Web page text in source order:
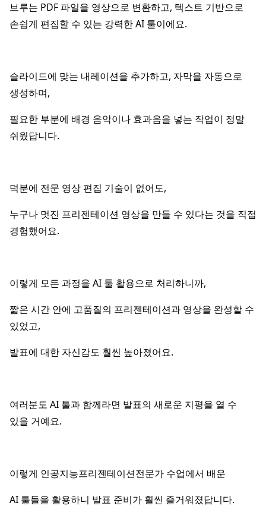
브루는 PDF 파일을 영상으로 변환하고, 텍스트 기반으로
손쉽게 편집할 수 있는 강력한 AI 툴이에요.
슬라이드에 맞는 내레이션을 추가하고, 자막을 자동으로
생성하며,
필요한 부분에 배경 음악이나 효과음을 넣는 작업이 정말
쉬웠답니다.
덕분에 전문 영상 편집 기술이 없어도,
누구나 멋진 프리젠테이션 영상을 만들 수 있다는 것을 직접
경험했어요.
이렇게 모든 과정을 AI 툴 활용으로 처리하니까,
짧은 시간 안에 고품질의 프리젠테이션과 영상을 완성할 수
있었고,
발표에 대한 자신감도 훨씬 높아졌어요.
여러분도 AI 툴과 함께라면 발표의 새로운 지평을 열 수
있을 거예요.
이렇게 인공지능프리젠테이션전문가 수업에서 배운
AI 툴들을 활용하니 발표 준비가 훨씬 즐거워졌답니다.